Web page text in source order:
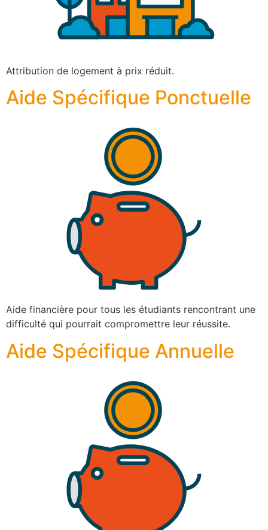
Attribution de logement à prix réduit.
Aide Spécifique Ponctuelle
Aide financière pour tous les étudiants rencontrant une
difficulté qui pourrait compromettre leur réussite.
Aide Spécifique Annuelle